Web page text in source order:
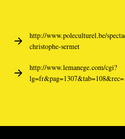
http://www.poleculturel.be/
christophe-sermet
http://www.lemanege.com/cgi?